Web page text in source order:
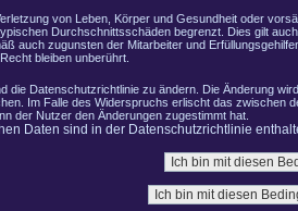
von Leben, Körper und Gesundheit oder
Durchschnittsschäden begrenzt. Dies gilt
auch zugunsten der Mitarbeiter und
bleiben unberührt.
die Datenschutzrichtlinie zu ändern. Die Änderung
Im Falle des Widerspruchs erlischt das zwischen
der Nutzer den Änderungen zugestimmt hat.
Daten sind in der Datenschutzrichtlinie